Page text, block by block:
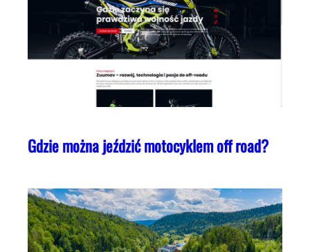
Gdzie można jeździć motocyklem off road?